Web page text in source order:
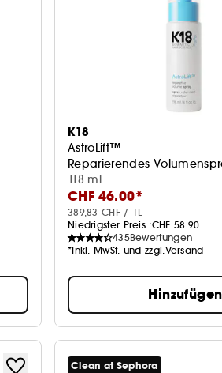
K18
AstroLift™
Reparierendes
118 ml
CHF 46.00*
389,83 CHF / 1L
Niedrigster Preis :CHF 58.90
435Bewertungen
*Inkl. MwSt. und zzgl.Versand
Hinzufügen
Clean at Sephora